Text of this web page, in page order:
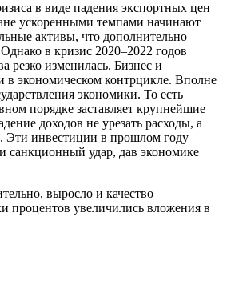
в виде падения экспортных цен
ускоренными темпами начинают
активы, что дополнительно
в кризис 2020–2022 годов
резко изменилась. Бизнес и
в экономическом контрцикле. Вполне
экономики. То есть
порядке заставляет крупнейшие
доходов не урезать расходы, а
Эти инвестиции в прошлом году
санкционный удар, дав экономике
выросло и качество
процентов увеличились вложения в